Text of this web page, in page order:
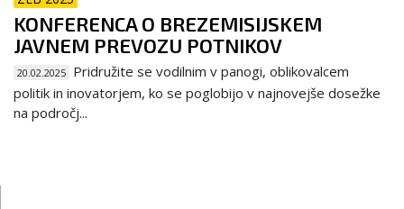
KONFERENCA O BREZEMISIJSKEM
JAVNEM PREVOZU POTNIKOV
20.02.2025 Pridružite se vodilnim v panogi, oblikovalcem
politik in inovatorjem, ko se poglobijo v najnovejše dosežke
na področj...